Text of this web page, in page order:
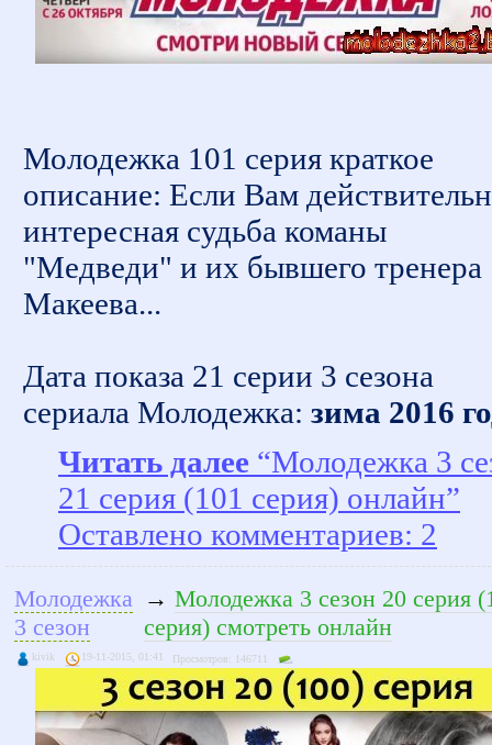
Молодежка 101 серия краткое
описание: Если Вам
интересная судьба команы
"Медведи" и их бывшего тренера
Макеева...
Дата показа 21 серии 3 сезона
сериала Молодежка: зима 2016
Читать далее “Молодежка 3
21 серия (101 серия) онлайн”
Оставлено комментариев: 2
Молодежка
3 сезон
→ Молодежка 3 сезон 20 серия
серия) смотреть онлайн
kivik 19-11-2015, 01:41 Просмотров: 146711